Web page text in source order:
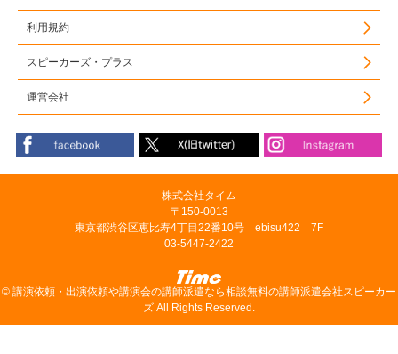
利用規約
スピーカーズ・プラス
運営会社
株式会社タイム
〒150-0013
東京都渋谷区恵比寿4丁目22番10号 ebisu422 7F
03-5447-2422
© 講演依頼・出演依頼や講演会の講師派遣なら相談無料の講師派遣会社スピーカー
ズ All Rights Reserved.